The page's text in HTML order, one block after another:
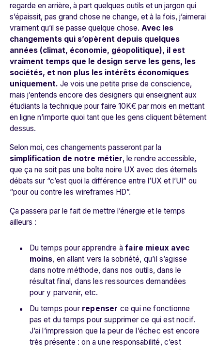
regarde en arrière, à part quelques outils et un jargon qui
s’épaissit, pas grand chose ne change, et à la fois, j’aimerai
vraiment qu’il se passe quelque chose. Avec les
changements qui s’opèrent depuis quelques
années (climat, économie, géopolitique), il est
vraiment temps que le design serve les gens, les
sociétés, et non plus les intérêts économiques
uniquement. Je vois une petite prise de conscience,
mais j’entends encore des designers qui enseignent aux
étudiants la technique pour faire 10K€ par mois en mettant
en ligne n’importe quoi tant que les gens cliquent bêtement
dessus.
Selon moi, ces changements passeront par la
simplification de notre métier, le rendre accessible,
que ça ne soit pas une boîte noire UX avec des éternels
débats sur “c’est quoi la différence entre l’UX et l’UI” ou
“pour ou contre les wireframes HD”.
Ça passera par le fait de mettre l’énergie et le temps
ailleurs :
Du temps pour apprendre à faire mieux avec
moins, en allant vers la sobriété, qu’il s’agisse
dans notre méthode, dans nos outils, dans le
résultat final, dans les ressources demandées
pour y parvenir, etc.
Du temps pour repenser ce qui ne fonctionne
pas et du temps pour supprimer ce qui est nocif.
J’ai l’impression que la peur de l’échec est encore
très présente : on a une responsabilité, c’est